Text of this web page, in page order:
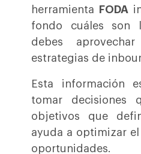
herramienta
FODA
fondo cuáles son
debes
estrategias de
Esta información
tomar decisiones
objetivos que
ayuda a optimizar
oportunidades.